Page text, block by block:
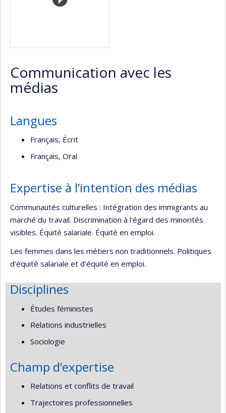
Communication avec les
médias
Langues
Français, Écrit
Français, Oral
Expertise à l’intention des médias
Communautés culturelles : Intégration des immigrants au
marché du travail. Discrimination à l'égard des minorités
visibles. Équité salariale. Équité en emploi.
Les femmes dans les métiers non traditionnels. Politiques
d'équité salariale et d'équité en emploi.
Disciplines
Études féministes
Relations industrielles
Sociologie
Champ d’expertise
Relations et conflits de travail
Trajectoires professionnelles